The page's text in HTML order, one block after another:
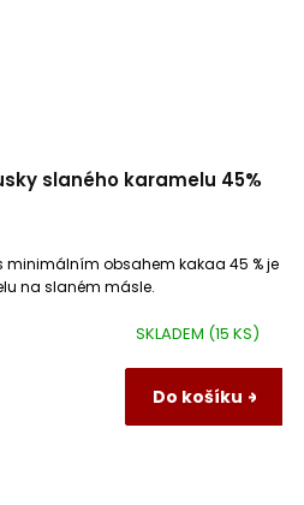
slaného karamelu 45%
SKLADEM (15 KS)
Do košíku
obsahem kakaa 45 % je
na slaném másle.